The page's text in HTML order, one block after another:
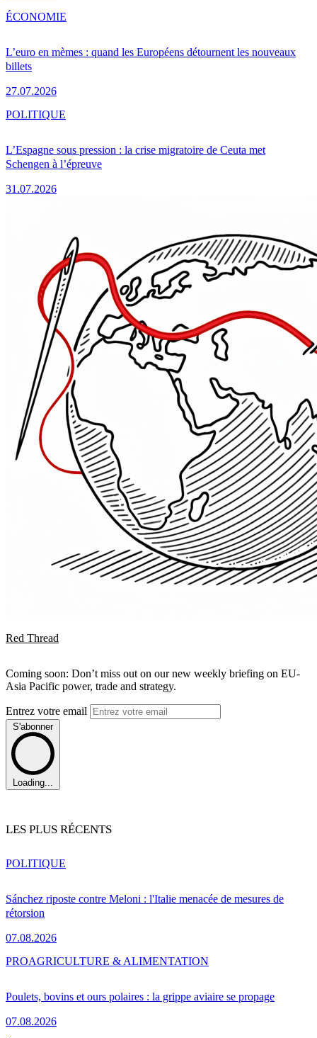
L’euro en mèmes : quand les Européens détournent les nouveaux
billets
27.07.2026
ÉCONOMIE
L’Espagne sous pression : la crise migratoire de Ceuta met
Schengen à l’épreuve
31.07.2026
POLITIQUE
Red Thread
Coming soon: Don’t miss out on our new weekly briefing on EU-
Asia Pacific power, trade and strategy.
Entrez votre email
S'abonner
Loading...
LES PLUS RÉCENTS
Sánchez riposte contre Meloni : l'Italie menacée de mesures de
rétorsion
07.08.2026
POLITIQUE
Poulets, bovins et ours polaires : la grippe aviaire se propage
07.08.2026
PROAGRICULTURE & ALIMENTATION